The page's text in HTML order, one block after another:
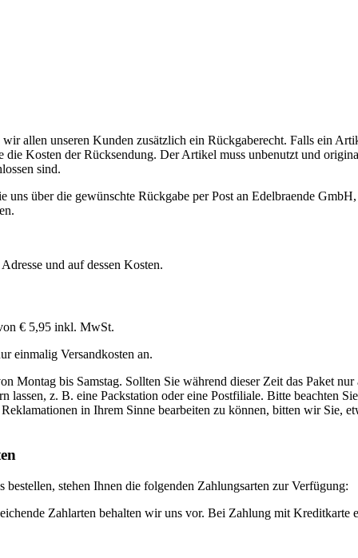
allen unseren Kunden zusätzlich ein Rückgaberecht. Falls ein
Kosten der Rücksendung. Der Artikel muss unbenutzt und
sind.
über die gewünschte Rückgabe per Post an Edelbraende
und auf dessen Kosten.
€ 5,95 inkl. MwSt.
einmalig Versandkosten an.
Montag bis Samstag. Sollten Sie während dieser Zeit das Paket
lassen, z. B. eine Packstation oder eine Postfiliale. Bitte beachten
in Ihrem Sinne bearbeiten zu können, bitten wir Sie,
stehen Ihnen die folgenden Zahlungsarten zur Verfügung:
Zahlarten behalten wir uns vor. Bei Zahlung mit